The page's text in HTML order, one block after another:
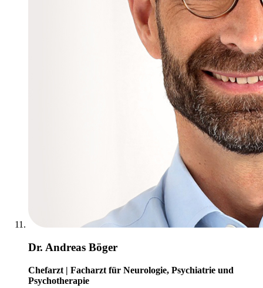
Dr. Andreas Böger
Chefarzt | Facharzt für Neurologie, Psychiatrie und
Psychotherapie